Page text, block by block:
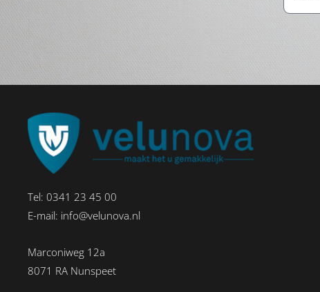
Tel: 0341 23 45 00
E-mail: info@velunova.nl
Marconiweg 12a
8071 RA Nunspeet